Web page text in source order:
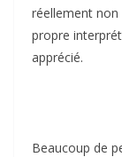
réellement non
propre
apprécié.
Beaucoup de